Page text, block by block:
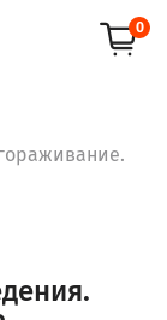
0